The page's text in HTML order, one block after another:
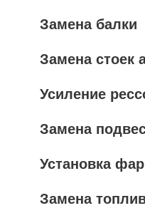
Замена балки
Замена стоек
Усиление
Замена
Установка
Замена